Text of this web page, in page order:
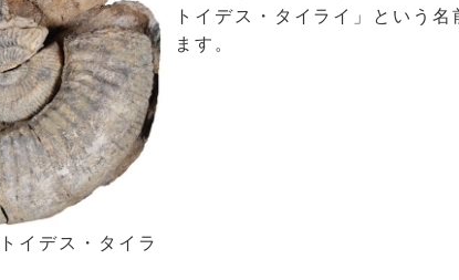
イデス・タイラ
トイデス・タイライ」という名
ます。